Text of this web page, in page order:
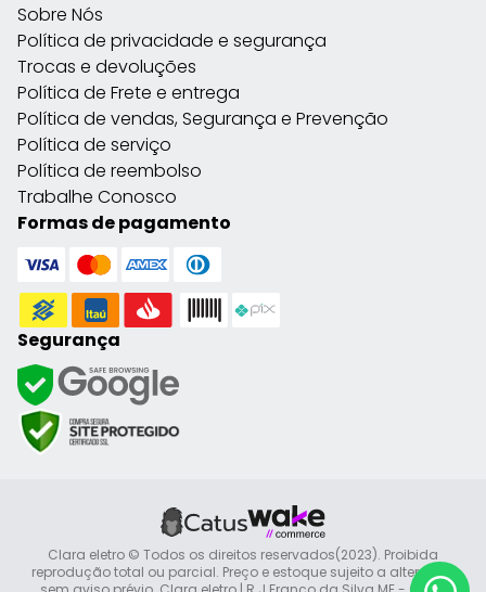
Sobre Nós
Política de privacidade e segurança
Trocas e devoluções
Política de Frete e entrega
Política de vendas, Segurança e Prevenção
Política de serviço
Política de reembolso
Trabalhe Conosco
Formas de pagamento
Segurança
Clara eletro © Todos os direitos reservados(2023). Proibida
reprodução total ou parcial. Preço e estoque sujeito a alteração